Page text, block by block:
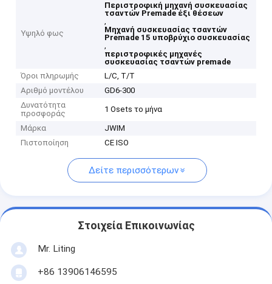
Υψηλό φως
Περιστροφική μηχανή συσκευασίας
τσαντών Premade έξι θέσεων
,
Μηχανή συσκευασίας τσαντών
Premade 15 υποβρύχιο συσκευασίας
,
περιστροφικές μηχανές
συσκευασίας τσαντών premade
Όροι πληρωμής
L/C, T/T
Αριθμό μοντέλου
GD6-300
Δυνατότητα
προσφοράς
1 Osets το μήνα
Μάρκα
JWIM
Πιστοποίηση
CE ISO
Δείτε περισσότερων
Στοιχεία Επικοινωνίας
Mr. Liting
+86 13906146595